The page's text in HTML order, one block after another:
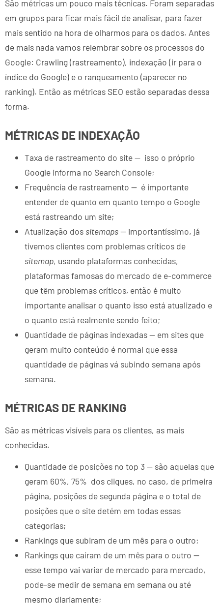
São métricas um pouco mais técnicas. Foram separadas
em grupos para ficar mais fácil de analisar, para fazer
mais sentido na hora de olharmos para os dados. Antes
de mais nada vamos relembrar sobre os processos do
Google: Crawling (rastreamento), indexação (ir para o
índice do Google) e o ranqueamento (aparecer no
ranking). Então as métricas SEO estão separadas dessa
forma.
MÉTRICAS DE INDEXAÇÃO
Taxa de rastreamento do site — isso o próprio
Google informa no Search Console;
Frequência de rastreamento — é importante
entender de quanto em quanto tempo o Google
está rastreando um site;
Atualização dos sitemaps— importantíssimo, já
tivemos clientes com problemas críticos de
sitemap, usando plataformas conhecidas,
plataformas famosas do mercado de e-commerce
que têm problemas críticos, então é muito
importante analisar o quanto isso está atualizado e
o quanto está realmente sendo feito;
Quantidade de páginas indexadas — em sites que
geram muito conteúdo é normal que essa
quantidade de páginas vá subindo semana após
semana.
MÉTRICAS DE RANKING
São as métricas visíveis para os clientes, as mais
conhecidas.
Quantidade de posições no top 3 — são aquelas que
geram 60%, 75% dos cliques, no caso, de primeira
página, posições de segunda página e o total de
posições que o site detém em todas essas
categorias;
Rankings que subiram de um mês para o outro;
Rankings que caíram de um mês para o outro —
esse tempo vai variar de mercado para mercado,
pode-se medir de semana em semana ou até
mesmo diariamente;